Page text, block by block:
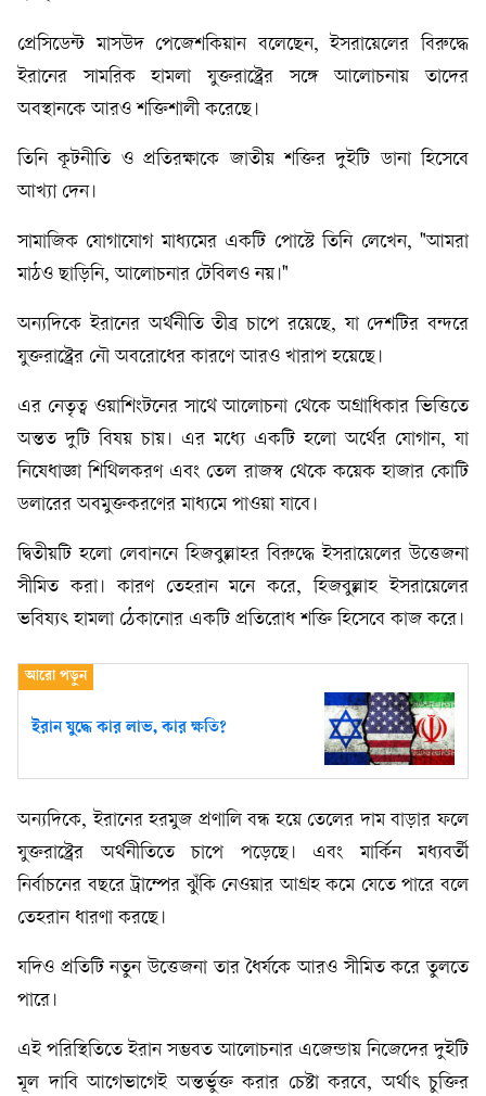
প্রেসিডেন্ট মাসউদ পেজেশকিয়ান বলেছেন, ইসরায়েলের বিরুদ্ধে
ইরানের সামরিক হামলা যুক্তরাষ্ট্রের সঙ্গে আলোচনায় তাদের
অবস্থানকে আরও শক্তিশালী করেছে।
তিনি কূটনীতি ও প্রতিরক্ষাকে জাতীয় শক্তির দুইটি ডানা হিসেবে
আখ্যা দেন।
সামাজিক যোগাযোগ মাধ্যমের একটি পোস্টে তিনি লেখেন, "আমরা
মাঠও ছাড়িনি, আলোচনার টেবিলও নয়।"
অন্যদিকে ইরানের অর্থনীতি তীব্র চাপে রয়েছে, যা দেশটির বন্দরে
যুক্তরাষ্ট্রের নৌ অবরোধের কারণে আরও খারাপ হয়েছে।
এর নেতৃত্ব ওয়াশিংটনের সাথে আলোচনা থেকে অগ্রাধিকার ভিত্তিতে
অন্তত দুটি বিষয় চায়। এর মধ্যে একটি হলো অর্থের যোগান, যা
নিষেধাজ্ঞা শিথিলকরণ এবং তেল রাজস্ব থেকে কয়েক হাজার কোটি
ডলারের অবমুক্তকরণের মাধ্যমে পাওয়া যাবে।
দ্বিতীয়টি হলো লেবাননে হিজবুল্লাহর বিরুদ্ধে ইসরায়েলের উত্তেজনা
সীমিত করা। কারণ তেহরান মনে করে, হিজবুল্লাহ ইসরায়েলের
ভবিষ্যৎ হামলা ঠেকানোর একটি প্রতিরোধ শক্তি হিসেবে কাজ করে।
ইরান যুদ্ধে কার লাভ, কার ক্ষতি?
অন্যদিকে, ইরানের হরমুজ প্রণালি বন্ধ হয়ে তেলের দাম বাড়ার ফলে
যুক্তরাষ্ট্রের অর্থনীতিতে চাপে পড়েছে। এবং মার্কিন মধ্যবর্তী
নির্বাচনের বছরে ট্রাম্পের ঝুঁকি নেওয়ার আগ্রহ কমে যেতে পারে বলে
তেহরান ধারণা করছে।
যদিও প্রতিটি নতুন উত্তেজনা তার ধৈর্যকে আরও সীমিত করে তুলতে
পারে।
এই পরিস্থিতিতে ইরান সম্ভবত আলোচনার এজেন্ডায় নিজেদের দুইটি
মূল দাবি আগেভাগেই অন্তর্ভুক্ত করার চেষ্টা করবে, অর্থাৎ চুক্তির